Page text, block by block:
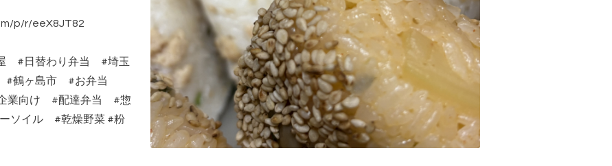
p/r/eeX8JT82
#日替わり弁当 #埼玉
鶴ヶ島市 #お弁当
業向け #配達弁当 #惣
ソイル #乾燥野菜 #粉